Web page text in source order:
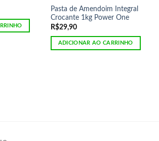
Pasta de Amendoim Integral
Crocante 1kg Power One
R$29,90
ADICIONAR AO CARRINHO